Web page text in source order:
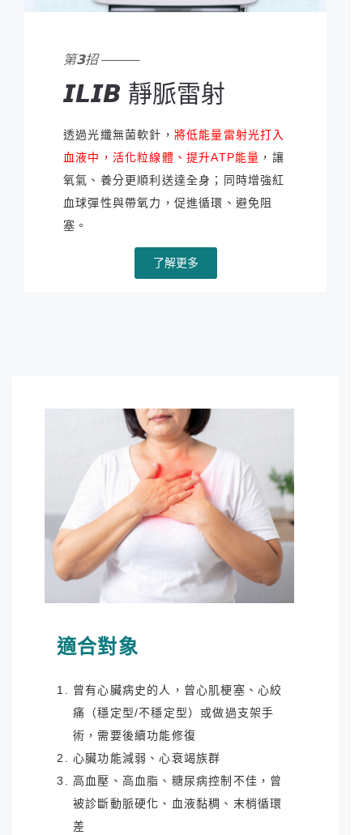
第𝟯招 ———
𝙄𝙇𝙄𝘽 靜脈雷射
透過光纖無菌軟針， 將低能量雷射光打入
血液中，活化粒線體、提升ATP能量 ，讓
氧氣、養分更順利送達全身；同時增強紅
血球彈性與帶氧力，促進循環、避免阻
塞。
了解更多
適合對象
曾有心臟病史的人，曾心肌梗塞、心絞
痛（穩定型/不穩定型）或做過支架手
術，需要後續功能修復
心臟功能減弱、心衰竭族群
高血壓、高血脂、糖尿病控制不佳，曾
被診斷動脈硬化、血液黏稠、末梢循環
差